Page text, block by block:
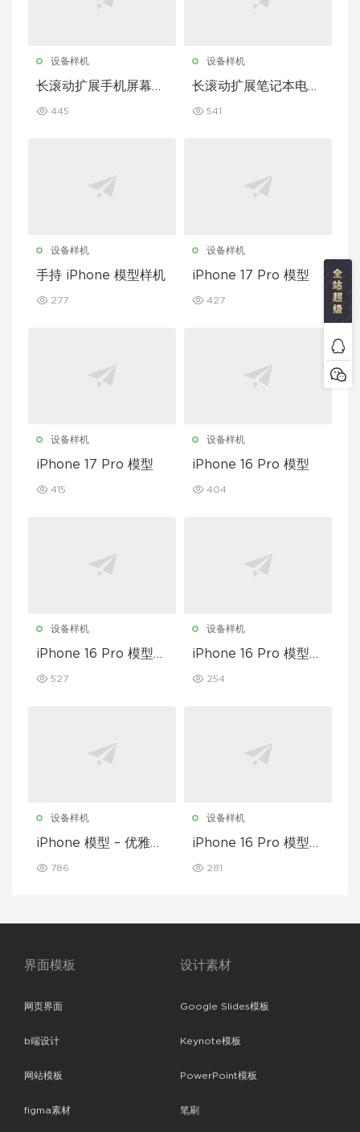
设备样机
长滚动扩展手机屏幕模
445
设备样机
长滚动扩展笔记本电脑
541
设备样机
手持 iPhone 模型样机
277
设备样机
iPhone 17 Pro 模型
427
设备样机
iPhone 17 Pro 模型
415
设备样机
iPhone 16 Pro 模型
404
设备样机
iPhone 16 Pro 模型套
527
设备样机
iPhone 16 Pro 模型套
254
设备样机
iPhone 模型 – 优雅奢
786
设备样机
iPhone 16 Pro 模型样
281
界面模板
网页界面
b端设计
网站模板
figma素材
设计素材
Google Slides模板
Keynote模板
PowerPoint模板
笔刷